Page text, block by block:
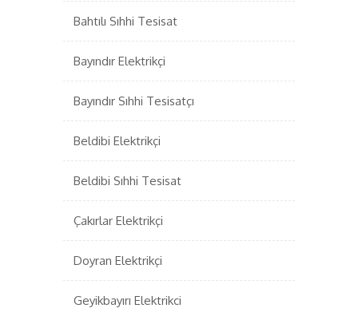
Bahtılı Sıhhi Tesisat
Bayındır Elektrikçi
Bayındır Sıhhi Tesisatçı
Beldibi Elektrikçi
Beldibi Sıhhi Tesisat
Çakırlar Elektrikçi
Doyran Elektrikçi
Geyikbayırı Elektrikci